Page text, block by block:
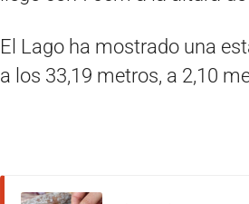
El Lago ha mostrado una
a los 33,19 metros, a 2,10